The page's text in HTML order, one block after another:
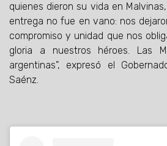
quienes dieron su vida en
entrega no fue en vano: nos
compromiso y unidad que nos
gloria a nuestros héroes. Las
argentinas", expresó el
Saénz.